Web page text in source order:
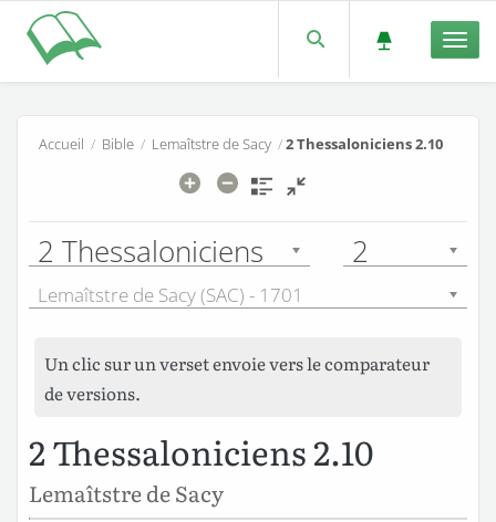
Accueil / Bible/ Lemaîtstre de Sacy/2 Thessaloniciens 2.10
2 Thessaloniciens 2
Lemaîtstre de Sacy (SAC) - 1701
Un clic sur un verset envoie vers le comparateur
de versions.
2 Thessaloniciens 2.10
Lemaîtstre de Sacy